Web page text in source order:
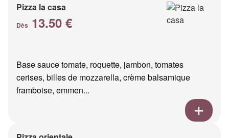
Pizza la casa
Dès 13.50 €
Base sauce tomate, roquette, jambon, tomates
cerises, billes de mozzarella, crème balsamique
framboise, emmen...